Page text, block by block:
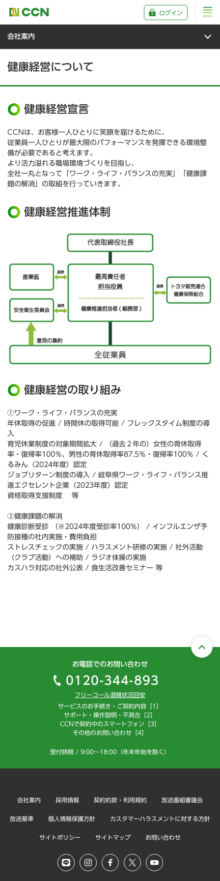
ログイン
会社案内
健康経営について
健康経営宣言
CCNは、お客様一人ひとりに笑顔を届けるために、
従業員一人ひとりが最大限のパフォーマンスを発揮できる環境整
備が必要であると考えます。
より活力溢れる職場環境づくりを目指し、
全社一丸となって「ワーク・ライフ・バランスの充実」「健康課
題の解消」の取組を行っていきます。
健康経営推進体制
健康経営の取り組み
①ワーク・ライフ・バランスの充実
年休取得の促進 / 時間休の取得可能 / フレックスタイム制度の導
入
育児休業制度の対象期間拡大 / （過去２年の）女性の育休取得
率・復帰率100％、男性の育休取得率87.5％・復帰率100％ / く
るみん（2024年度）認定
ジョブリターン制度の導入 / 岐阜県ワーク・ライフ・バランス推
進エクセレント企業（2023年度）認定
資格取得支援制度 等
②健康課題の解消
健康診断受診 （※2024年度受診率100％） / インフルエンザ予
防接種の社内実施・費用負担
ストレスチェックの実施 / ハラスメント研修の実施 / 社外活動
（クラブ活動）への補助 / ラジオ体操の実施
カスハラ対応の社外公表 / 食生活改善セミナー 等
お電話でのお問い合わせ
0120-344-893
フリーコール混雑状況目安
サービスのお手続き・ご契約内容［1］
サポート・操作説明・不具合［2］
CCNで契約中のスマートフォン［3］
その他のお問い合わせ［4］
受付時間 / 9:00～18:00（年末年始を除く）
会社案内 採用情報 契約約款・利用規約 放送番組審議会
放送基準 個人情報保護方針 カスタマーハラスメントに対する方針
サイトポリシー サイトマップ お問い合わせ